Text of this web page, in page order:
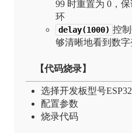
99 时重置为 0，
环
delay(1000) 控
够清晰地看到数
【代码烧录】
选择开发板型号
配置参数
烧录代码